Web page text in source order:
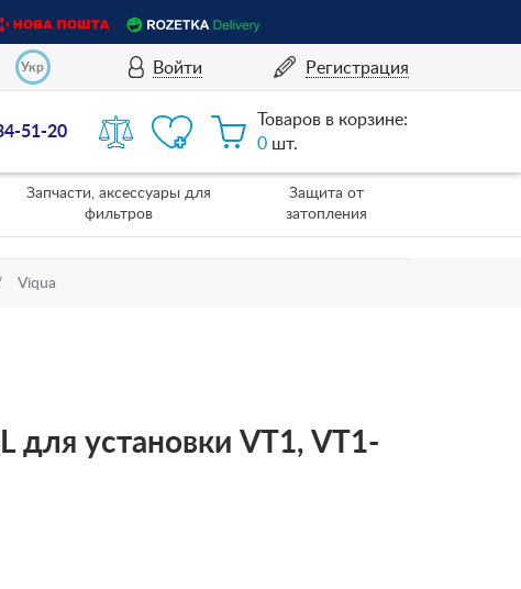
Укр Войти Регистрация
51-20
Товаров в корзине:
0 шт.
Запчасти, аксессуары для
фильтров
Защита от
затопления
Viqua
для установки VT1, VT1-